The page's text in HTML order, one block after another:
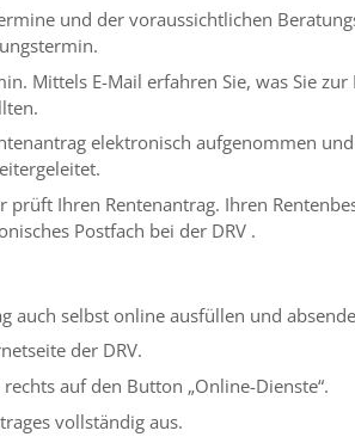
und der voraussichtlichen
Mittels E-Mail erfahren Sie, was Sie
elektronisch aufgenommen
prüft Ihren Rentenantrag. Ihren
Postfach bei der DRV .
auch selbst online ausfüllen und
der DRV.
auf den Button „Online-Dienste“.
vollständig aus.